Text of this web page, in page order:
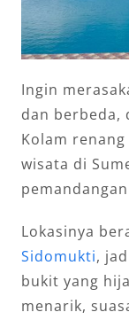
Ingin
dan berbeda,
Kolam
wisata di
Lokasinya
Sidomukti,
bukit yang
menarik,